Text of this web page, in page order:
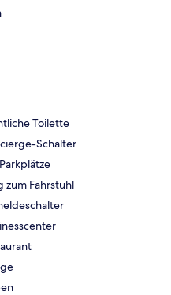
Toilette
Schalter
zum Fahrstuhl